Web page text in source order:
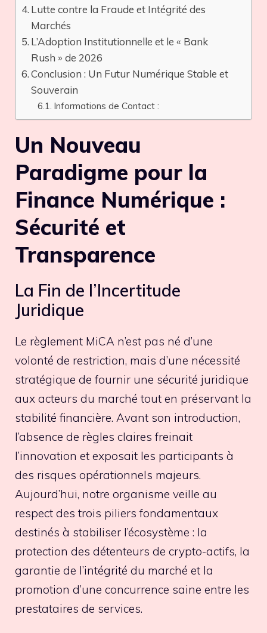
Lutte contre la Fraude et Intégrité des
Marchés
L’Adoption Institutionnelle et le « Bank
Rush » de 2026
Conclusion : Un Futur Numérique Stable et
Souverain
Informations de Contact :
Un Nouveau
Paradigme pour la
Finance Numérique :
Sécurité et
Transparence
La Fin de l’Incertitude
Juridique
Le règlement MiCA n’est pas né d’une
volonté de restriction, mais d’une nécessité
stratégique de fournir une sécurité juridique
aux acteurs du marché tout en préservant la
stabilité financière. Avant son introduction,
l’absence de règles claires freinait
l’innovation et exposait les participants à
des risques opérationnels majeurs.
Aujourd’hui, notre organisme veille au
respect des trois piliers fondamentaux
destinés à stabiliser l’écosystème : la
protection des détenteurs de crypto-actifs, la
garantie de l’intégrité du marché et la
promotion d’une concurrence saine entre les
prestataires de services.